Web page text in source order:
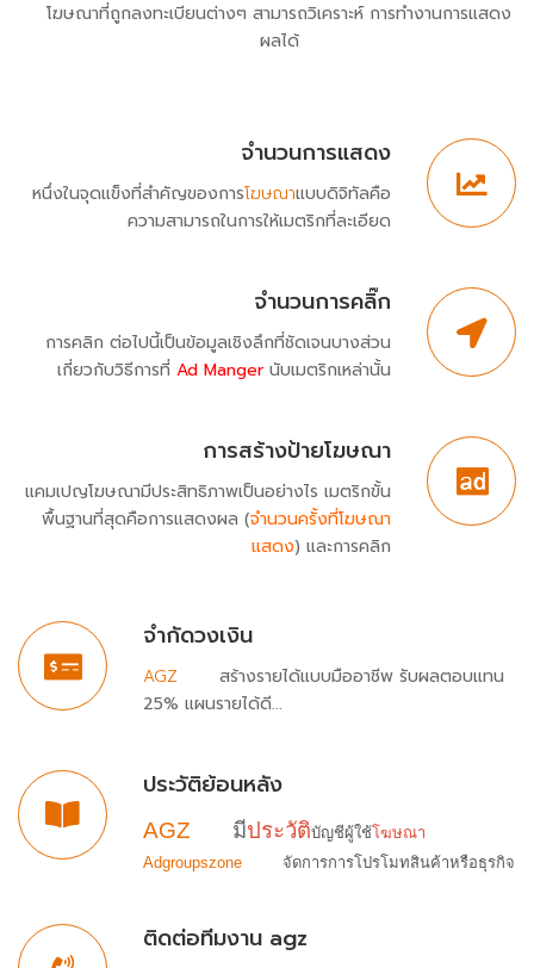
โฆษณาที่ถูกลงทะเบียนต่างๆ สามารถวิเคราะห์ การทำงานการแสดง
ผลได้
จำนวนการแสดง
หนึ่งในจุดแข็งที่สำคัญของการโฆษณาแบบดิจิทัลคือ
ความสามารถในการให้เมตริกที่ละเอียด
จำนวนการคลิ๊ก
การคลิก ต่อไปนี้เป็นข้อมูลเชิงลึกที่ชัดเจนบางส่วน
เกี่ยวกับวิธีการที่ Ad Manger นับเมตริกเหล่านั้น
การสร้างป้ายโฆษณา
แคมเปญโฆษณามีประสิทธิภาพเป็นอย่างไร เมตริกขั้น
พื้นฐานที่สุดคือการแสดงผล (จำนวนครั้งที่โฆษณา
แสดง) และการคลิก
จำกัดวงเงิน
AGZ
สร้างรายได้แบบมืออาชีพ รับผลตอบแทน
25% แผนรายได้ดี...
ประวัติย้อนหลัง
AGZ มีประวัติบัญชีผู้ใช้โฆษณา
Adgroupszone
จัดการการโปรโมทสินค้าหรือธุรกิจ
ติดต่อทีมงาน​ agz